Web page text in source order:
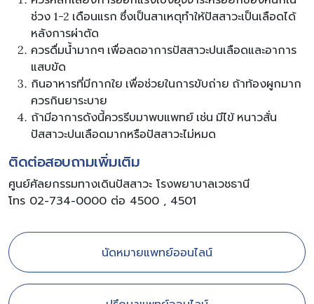
ช่วง 1-2 เดือนแรก ซึ่งเป็นสาเหตุทำให้ปัสสาวะเป็นเลือดได้
หลังการผ่าตัด
ควรดื่มน้ำมากๆ เพื่อลดอาการปัสสาวะปนเลือดและอาการ
แสบขัด
กินอาหารที่มีกากใย เพื่อช่วยในการขับถ่าย ถ้าท้องผูกมาก
ควรกินยาระบาย
ถ้ามีอาการดังนี้ควรรีบมาพบแพทย์ เช่น มีไข้ หนาวสั่น
ปัสสาวะปนเลือดมากหรือปัสสาวะไม่หมด
ติดต่อสอบถามเพิ่มเติม
ศูนย์ศัลยกรรมทางเดินปัสสาวะ โรงพยาบาลเวชธานี
โทร 02-734-0000 ต่อ 4500 , 4501
นัดหมายแพทย์ออนไลน์